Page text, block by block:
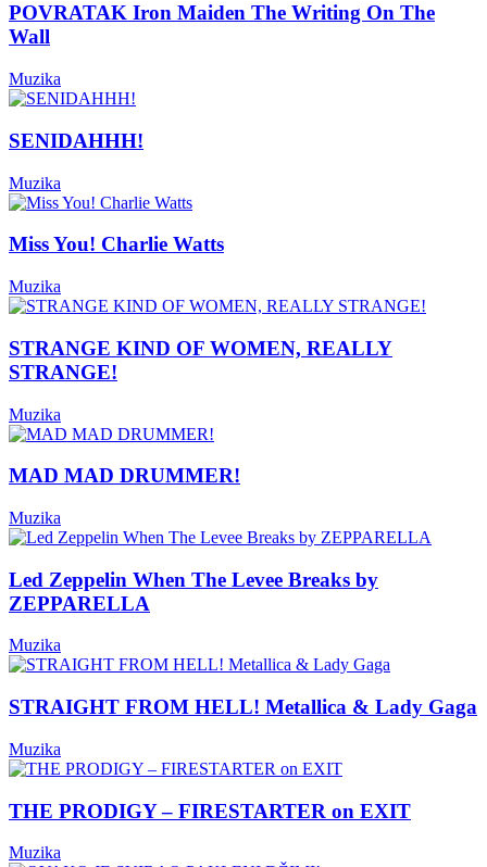
POVRATAK Iron Maiden The Writing On The
Wall
Muzika
SENIDAHHH!
Muzika
Miss You! Charlie Watts
Muzika
STRANGE KIND OF WOMEN, REALLY
STRANGE!
Muzika
MAD MAD DRUMMER!
Muzika
Led Zeppelin When The Levee Breaks by
ZEPPARELLA
Muzika
STRAIGHT FROM HELL! Metallica & Lady Gaga
Muzika
THE PRODIGY – FIRESTARTER on EXIT
Muzika